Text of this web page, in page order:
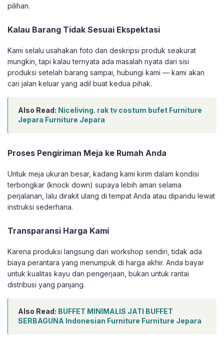
pilihan.
Kalau Barang Tidak Sesuai Ekspektasi
Kami selalu usahakan foto dan deskripsi produk seakurat
mungkin, tapi kalau ternyata ada masalah nyata dari sisi
produksi setelah barang sampai, hubungi kami — kami akan
cari jalan keluar yang adil buat kedua pihak.
Also Read: Niceliving. rak tv costum bufet Furniture
Jepara Furniture Jepara
Proses Pengiriman Meja ke Rumah Anda
Untuk meja ukuran besar, kadang kami kirim dalam kondisi
terbongkar (knock down) supaya lebih aman selama
perjalanan, lalu dirakit ulang di tempat Anda atau dipandu lewat
instruksi sederhana.
Transparansi Harga Kami
Karena produksi langsung dari workshop sendiri, tidak ada
biaya perantara yang menumpuk di harga akhir. Anda bayar
untuk kualitas kayu dan pengerjaan, bukan untuk rantai
distribusi yang panjang.
Also Read: BUFFET MINIMALIS JATI BUFFET
SERBAGUNA Indonesian Furniture Furniture Jepara